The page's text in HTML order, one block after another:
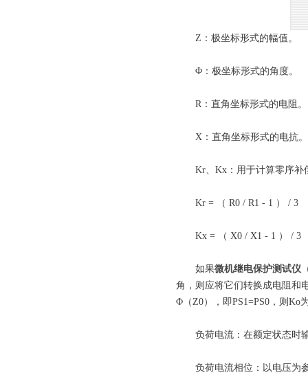
Z：极坐标形式的幅值。
Φ：极坐标形式的角度。
R：直角坐标形式的电阻。
X：直角坐标形式的电抗。
Kr、Kx：用于计算零序补偿
Kr = （ R0 / R1 - 1 ） / 3
Kx = （ X0 / X1 - 1 ） / 3
如果微机继电保护测试仪
角，则应将它们转换成电阻和
Φ（Z0），即PS1=PS0，则Ko
负荷电流：在额定状态时
负荷电流相位：以电压为参